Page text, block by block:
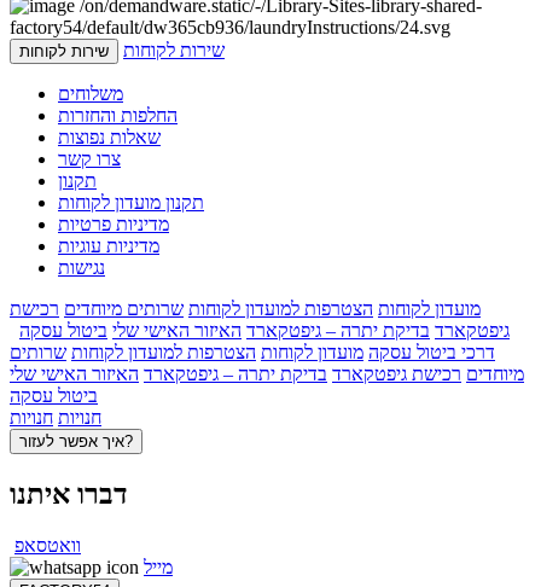
שירות לקוחות שירות לקוחות
משלוחים
החלפות והחזרות
שאלות נפוצות
צרו קשר
תקנון
תקנון מועדון לקוחות
מדיניות פרטיות
מדיניות עוגיות
נגישות
מועדון לקוחות הצטרפות למועדון לקוחות שרותים מיוחדים רכישת
גיפטקארד בדיקת יתרה – גיפטקארד האיזור האישי שלי ביטול עסקה
דרכי ביטול עסקה מועדון לקוחות הצטרפות למועדון לקוחות שרותים
מיוחדים רכישת גיפטקארד בדיקת יתרה – גיפטקארד האיזור האישי שלי
ביטול עסקה
חנויות חנויות
איך אפשר לעזור?
דברו איתנו
וואטסאפ
מייל